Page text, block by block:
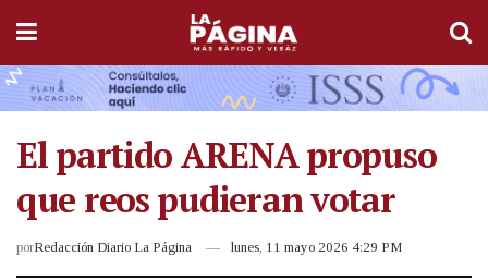
El partido ARENA propuso
que reos pudieran votar
porRedacción Diario La Página lunes, 11 mayo 2026 4:29 PM